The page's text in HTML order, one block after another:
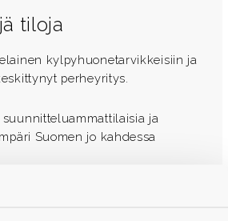
tiloja
kylpyhuonetarvikkeisiin ja
perheyritys.
ja
Suomen jo kahdessa
mielellämme